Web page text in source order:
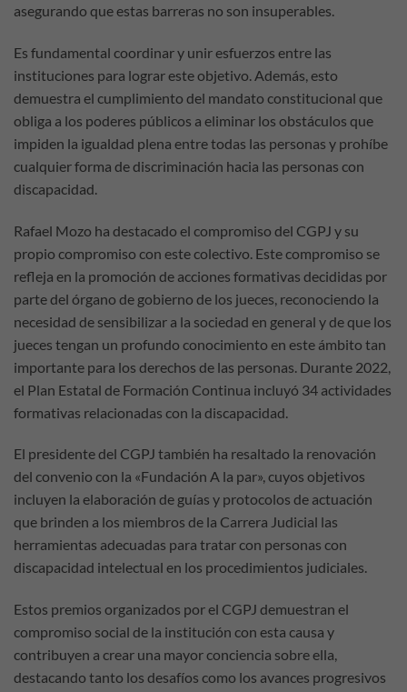
asegurando que estas barreras no son insuperables.
Es fundamental coordinar y unir esfuerzos entre las
instituciones para lograr este objetivo. Además, esto
demuestra el cumplimiento del mandato constitucional que
obliga a los poderes públicos a eliminar los obstáculos que
impiden la igualdad plena entre todas las personas y prohíbe
cualquier forma de discriminación hacia las personas con
discapacidad.
Rafael Mozo ha destacado el compromiso del CGPJ y su
propio compromiso con este colectivo. Este compromiso se
refleja en la promoción de acciones formativas decididas por
parte del órgano de gobierno de los jueces, reconociendo la
necesidad de sensibilizar a la sociedad en general y de que los
jueces tengan un profundo conocimiento en este ámbito tan
importante para los derechos de las personas. Durante 2022,
el Plan Estatal de Formación Continua incluyó 34 actividades
formativas relacionadas con la discapacidad.
El presidente del CGPJ también ha resaltado la renovación
del convenio con la «Fundación A la par», cuyos objetivos
incluyen la elaboración de guías y protocolos de actuación
que brinden a los miembros de la Carrera Judicial las
herramientas adecuadas para tratar con personas con
discapacidad intelectual en los procedimientos judiciales.
Estos premios organizados por el CGPJ demuestran el
compromiso social de la institución con esta causa y
contribuyen a crear una mayor conciencia sobre ella,
destacando tanto los desafíos como los avances progresivos